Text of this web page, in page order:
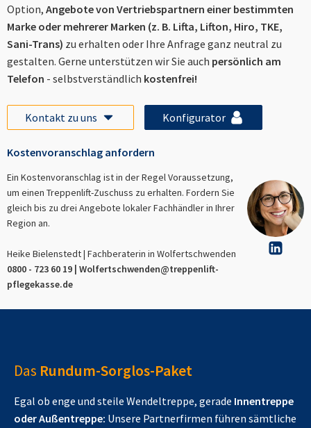
Option, Angebote von Vertriebspartnern einer bestimmten
Marke oder mehrerer Marken (z. B. Lifta, Lifton, Hiro, TKE,
Sani-Trans) zu erhalten oder Ihre Anfrage ganz neutral zu
gestalten. Gerne unterstützen wir Sie auch persönlich am
Telefon - selbstverständlich kostenfrei!
Kontakt zu uns Konfigurator
Kostenvoranschlag anfordern
Ein Kostenvoranschlag ist in der Regel Voraussetzung,
um einen Treppenlift-Zuschuss zu erhalten. Fordern Sie
gleich bis zu drei Angebote lokaler Fachhändler in Ihrer
Region an.
Heike Bielenstedt | Fachberaterin in Wolfertschwenden
0800 - 723 60 19 | Wolfertschwenden@treppenlift-
pflegekasse.de
Das Rundum-Sorglos-Paket
Egal ob enge und steile Wendeltreppe, gerade Innentreppe
oder Außentreppe: Unsere Partnerfirmen führen sämtliche